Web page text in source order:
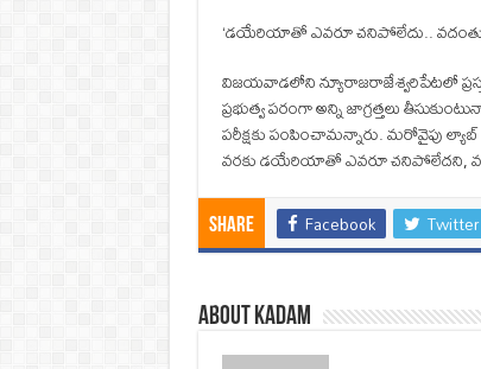
‘డయేరియాతో ఎవరూ చనిపోలేదు..
విజయవాడలోని న్యూరాజరాజేశ్వరిపేటలో
ప్రభుత్వ పరంగా అన్ని జాగ్రత్తలు
పరీక్షకు పంపించామన్నారు. మరోవైపు
వరకు డయేరియాతో ఎవరూ చనిపోలేదని,
Share Facebook Twitter
About Kadam